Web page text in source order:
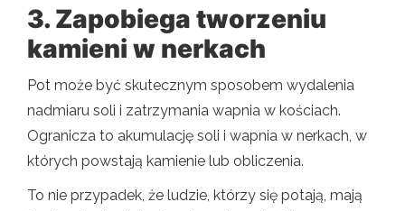
3. Zapobiega tworzeniu
kamieni w nerkach
Pot może być skutecznym sposobem wydalenia
nadmiaru soli i zatrzymania wapnia w kościach.
Ogranicza to akumulację soli i wapnia w nerkach, w
których powstają kamienie lub obliczenia.
To nie przypadek, że ludzie, którzy się potają, mają